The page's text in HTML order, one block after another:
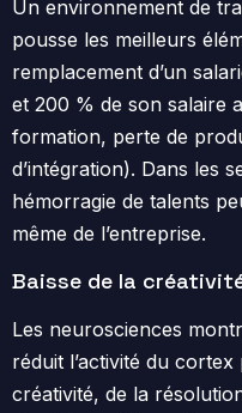
Un environnement de
pousse les meilleurs
remplacement d’un
et 200 % de son salaire
formation, perte de
d’intégration). Dans les
hémorragie de talents
même de l’entreprise.
Baisse de la
Les neurosciences
réduit l’activité du
créativité, de la